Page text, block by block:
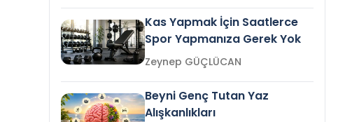
Kas Yapmak İçin Saatlerce
Spor Yapmanıza Gerek Yok
Zeynep GÜÇLÜCAN
Beyni Genç Tutan Yaz
Alışkanlıkları